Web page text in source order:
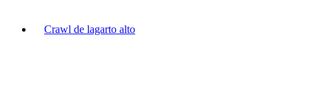
Crawl de lagarto alto